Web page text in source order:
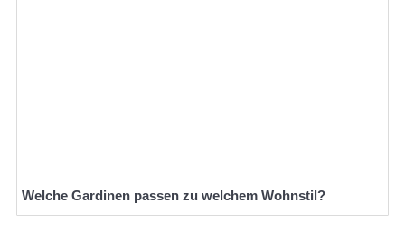
Welche Gardinen passen zu welchem Wohnstil?